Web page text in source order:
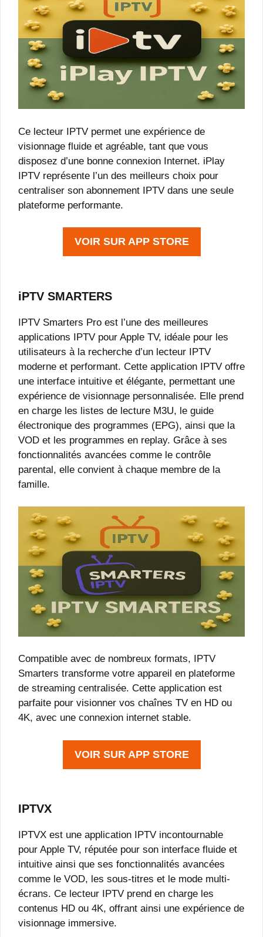
Ce lecteur IPTV permet une expérience de
visionnage fluide et agréable, tant que vous
disposez d’une bonne connexion Internet. iPlay
IPTV représente l’un des meilleurs choix pour
centraliser son abonnement IPTV dans une seule
plateforme performante.
VOIR SUR APP STORE
iPTV SMARTERS
IPTV Smarters Pro est l’une des meilleures
applications IPTV pour Apple TV, idéale pour les
utilisateurs à la recherche d’un lecteur IPTV
moderne et performant. Cette application IPTV offre
une interface intuitive et élégante, permettant une
expérience de visionnage personnalisée. Elle prend
en charge les listes de lecture M3U, le guide
électronique des programmes (EPG), ainsi que la
VOD et les programmes en replay. Grâce à ses
fonctionnalités avancées comme le contrôle
parental, elle convient à chaque membre de la
famille.
Compatible avec de nombreux formats, IPTV
Smarters transforme votre appareil en plateforme
de streaming centralisée. Cette application est
parfaite pour visionner vos chaînes TV en HD ou
4K, avec une connexion internet stable.
VOIR SUR APP STORE
IPTVX
IPTVX est une application IPTV incontournable
pour Apple TV, réputée pour son interface fluide et
intuitive ainsi que ses fonctionnalités avancées
comme le VOD, les sous-titres et le mode multi-
écrans. Ce lecteur IPTV prend en charge les
contenus HD ou 4K, offrant ainsi une expérience de
visionnage immersive.